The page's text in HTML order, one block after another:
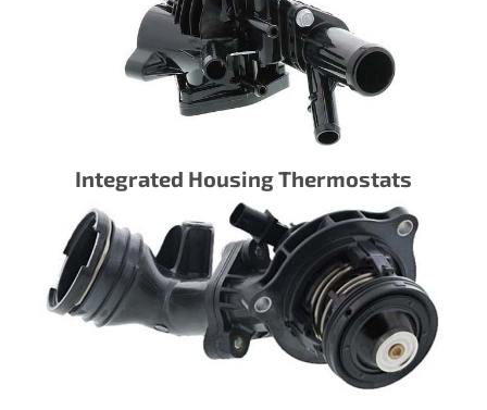
Integrated Housing Thermostats